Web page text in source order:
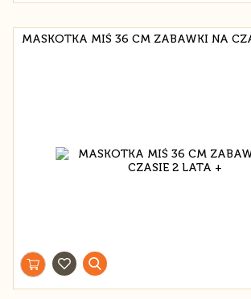
MASKOTKA MIŚ 36 CM ZABAWKI NA